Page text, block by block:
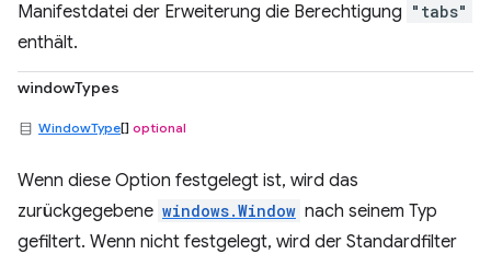
Manifestdatei der Erweiterung die Berechtigung "tabs"
enthält.
windowTypes
WindowType[] optional
Wenn diese Option festgelegt ist, wird das
zurückgegebene windows.Window nach seinem Typ
gefiltert. Wenn nicht festgelegt, wird der Standardfilter